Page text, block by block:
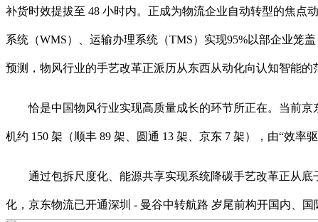
补货时效提拔至 48 小时内。正成为物流企业自动转型的焦点
系统（WMS）、运输办理系统（TMS）实现95%以部企业笼
预测，物风行业的手艺改革正派历从东西从动化向认知智能
恰是中国物风行业实现高质量成长的环节所正在。当前京
机约 150 架（顺丰 89 架、圆通 13 架、京东 7 架），由“效率
通过包拆尺度化、能源共享实现系统降碳手艺改革正从底
化，京东物流已开通深圳 - 曼谷中转航路 岁尾前构开国内、